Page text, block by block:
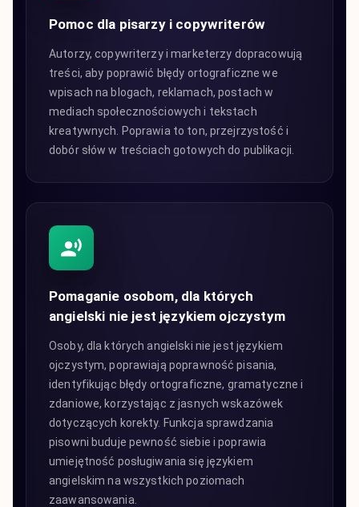
Pomoc dla pisarzy i copywriterów
Autorzy, copywriterzy i marketerzy dopracowują
treści, aby poprawić błędy ortograficzne we
wpisach na blogach, reklamach, postach w
mediach społecznościowych i tekstach
kreatywnych. Poprawia to ton, przejrzystość i
dobór słów w treściach gotowych do publikacji.
Pomaganie osobom, dla których
angielski nie jest językiem ojczystym
Osoby, dla których angielski nie jest językiem
ojczystym, poprawiają poprawność pisania,
identyfikując błędy ortograficzne, gramatyczne i
zdaniowe, korzystając z jasnych wskazówek
dotyczących korekty. Funkcja sprawdzania
pisowni buduje pewność siebie i poprawia
umiejętność posługiwania się językiem
angielskim na wszystkich poziomach
zaawansowania.